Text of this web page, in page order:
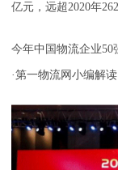
亿元，远超2020年
今年中国物流企业50
·第一物流网小编解读